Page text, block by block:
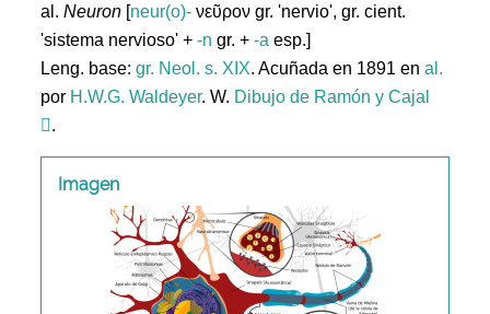
al.Neuron [neur(o)- νεῦρον gr. 'nervio', gr. cient.
'sistema nervioso' +-n gr. +-a esp.]
Leng. base:gr. Neol. s. XIX. Acuñada en 1891 enal.
por H.W.G. Waldeyer. W. Dibujo de Ramón y Cajal
.
Imagen